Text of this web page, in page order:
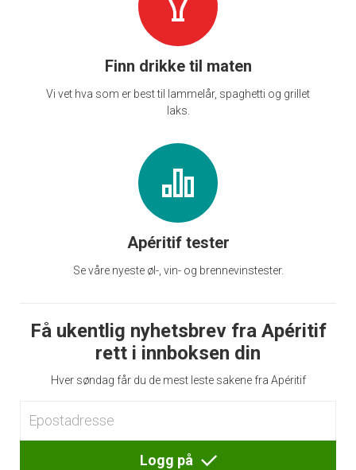
Finn drikke til maten
Vi vet hva som er best til lammelår, spaghetti og grillet
laks.
Apéritif tester
Se våre nyeste øl-, vin- og brennevinstester.
Få ukentlig nyhetsbrev fra Apéritif
rett i innboksen din
Hver søndag får du de mest leste sakene fra Apéritif
Logg på